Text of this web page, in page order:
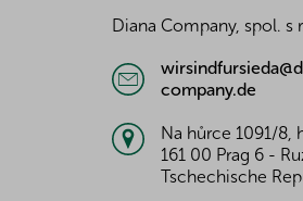
Diana Company, spol. s
company.de
Na hůrce 1091/8,
161 00 Prag 6 -
Tschechische